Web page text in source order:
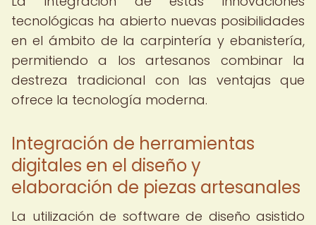
tecnológicas ha abierto nuevas posibilidades
en el ámbito de la carpintería y ebanistería,
permitiendo a los artesanos combinar la
destreza tradicional con las ventajas que
ofrece la tecnología moderna.
Integración de herramientas
digitales en el diseño y
elaboración de piezas artesanales
La utilización de software de diseño asistido